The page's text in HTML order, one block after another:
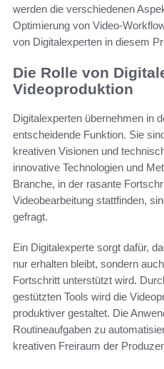
werden die verschiedenen
Optimierung von Video-
von Digitalexperten in diesem
Die Rolle von
Videoproduktion
Digitalexperten übernehmen in
entscheidende Funktion. Sie
kreativen Visionen und
innovative Technologien und
Branche, in der rasante
Videobearbeitung stattfinden,
gefragt.
Ein Digitalexperte sorgt dafür,
nur erhalten bleibt, sondern
Fortschritt unterstützt wird.
gestützten Tools wird die
produktiver gestaltet. Die
Routineaufgaben zu
kreativen Freiraum der